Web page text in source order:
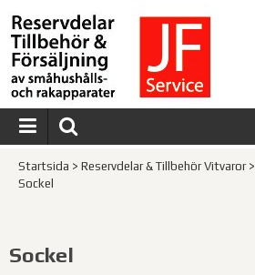
Startsida > Reservdelar & Tillbehör Vitvaror>
Sockel
Sockel